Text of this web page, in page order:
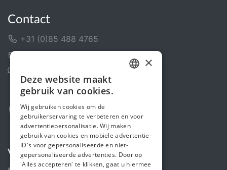
Contact
+31 (0)85 488 4765
Volg ons
ENGLISH
×
Deze website maakt
gebruik van cookies.
Wij gebruiken cookies om de
gebruikerservaring te verbeteren en voor
advertentiepersonalisatie. Wij maken
gebruik van cookies en mobiele advertentie-
ID's voor gepersonaliseerde en niet-
gepersonaliseerde advertenties. Door op
'Alles accepteren' te klikken, gaat u hiermee